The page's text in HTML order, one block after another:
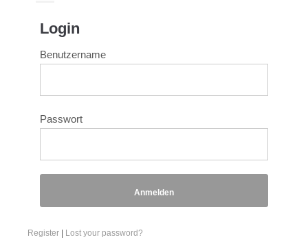
Login
Benutzername
Passwort
Anmelden
Register | Lost your password?